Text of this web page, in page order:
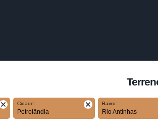
Cidade:
Petrolândia
Bairro:
Rio Antinhas